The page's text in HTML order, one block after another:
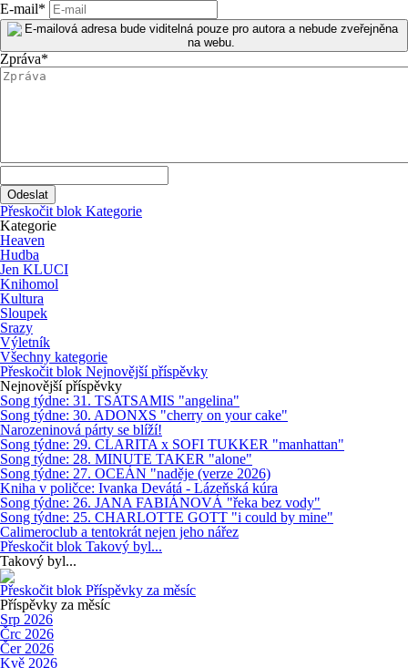
E-mail*
Zpráva*
Přeskočit blok Kategorie
Kategorie
Heaven
Hudba
Jen KLUCI
Knihomol
Kultura
Sloupek
Srazy
Výletník
Všechny kategorie
Přeskočit blok Nejnovější příspěvky
Nejnovější příspěvky
Song týdne: 31. TSATSAMIS "angelina"
Song týdne: 30. ADONXS "cherry on your cake"
Narozeninová párty se blíží!
Song týdne: 29. CLARITA x SOFI TUKKER "manhattan"
Song týdne: 28. MINUTE TAKER "alone"
Song týdne: 27. OCEÁN "naděje (verze 2026)
Kniha v poličce: Ivanka Devátá - Lázeňská kúra
Song týdne: 26. JANA FABIÁNOVÁ "řeka bez vody"
Song týdne: 25. CHARLOTTE GOTT "i could by mine"
Calimeroclub a tentokrát nejen jeho nářez
Přeskočit blok Takový byl...
Takový byl...
Přeskočit blok Příspěvky za měsíc
Příspěvky za měsíc
Srp 2026
Črc 2026
Čer 2026
Kvě 2026